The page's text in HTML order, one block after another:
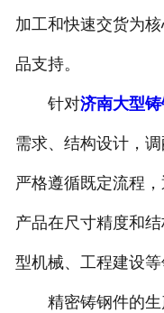
加工和快速交货为
品支持。
针对济南大型铸
需求、结构设计，
严格遵循既定流程
产品在尺寸精度和
型机械、工程建设等
精密铸钢件的生